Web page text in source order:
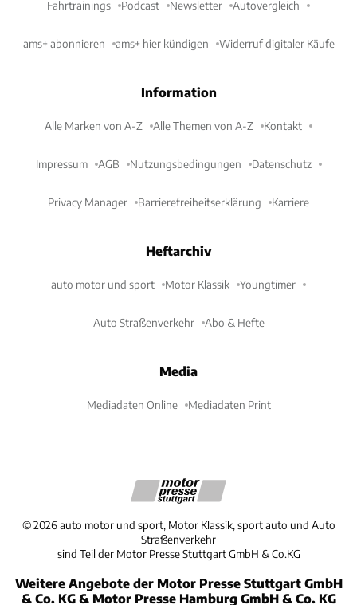
Fahrtrainings Podcast Newsletter Autovergleich
ams+ abonnieren ams+ hier kündigen Widerruf digitaler Käufe
Information
Alle Marken von A-Z Alle Themen von A-Z Kontakt
Impressum AGB Nutzungsbedingungen Datenschutz
Privacy Manager Barrierefreiheitserklärung Karriere
Heftarchiv
auto motor und sport Motor Klassik Youngtimer
Auto Straßenverkehr Abo & Hefte
Media
Mediadaten Online Mediadaten Print
©2026 auto motor und sport, Motor Klassik, sport auto und Auto
Straßenverkehr
sind Teil der Motor Presse Stuttgart GmbH & Co.KG
Weitere Angebote der Motor Presse Stuttgart GmbH
& Co. KG & Motor Presse Hamburg GmbH & Co. KG